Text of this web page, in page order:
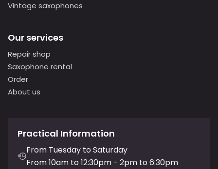
Vintage saxophones
Our services
Repair shop
Saxophone rental
Order
About us
Practical Information
From Tuesday to Saturday
From 10am to 12:30pm - 2pm to 6:30pm